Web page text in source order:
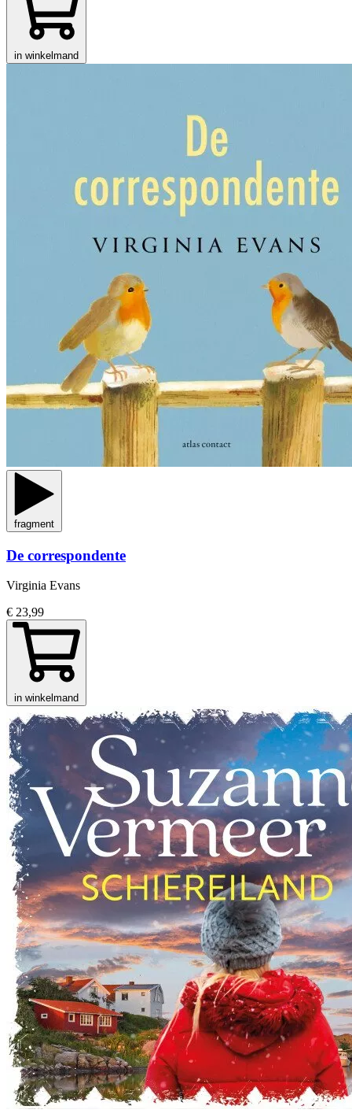
in winkelmand
fragment
De correspondente
Virginia Evans
€ 23,99
in winkelmand